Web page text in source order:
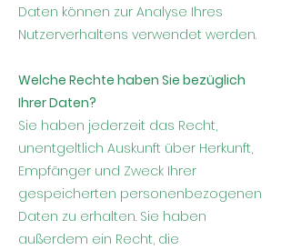
Daten können zur Analyse Ihres
Nutzerverhaltens verwendet werden.
Welche Rechte haben Sie bezüglich
Ihrer Daten?
Sie haben jederzeit das Recht,
unentgeltlich Auskunft über Herkunft,
Empfänger und Zweck Ihrer
gespeicherten personenbezogenen
Daten zu erhalten. Sie haben
außerdem ein Recht, die